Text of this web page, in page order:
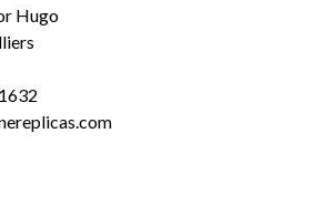
Hugo